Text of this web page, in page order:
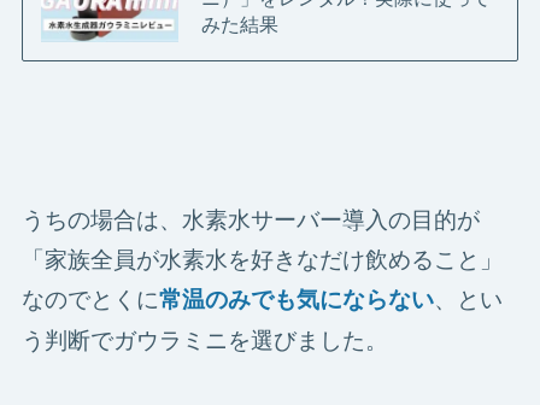
みた結果
うちの場合は、水素水サーバー導入の目的が
「家族全員が水素水を好きなだけ飲めること」
なのでとくに常温のみでも気にならない、とい
う判断でガウラミニを選びました。